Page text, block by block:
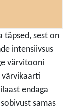
täpsed, sest on
intensiivsus
värvitooni
värvikaarti
endaga
samas